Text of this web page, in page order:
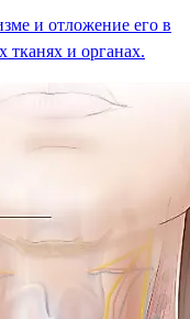
и отложение его в
тканях и органах.